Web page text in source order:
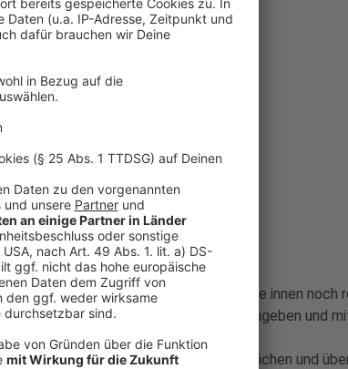
Kaiser)
Essen zu
Olivenöl ganz kurz anbraten so dass sie innen noch
und den Knoblauch und Thymian dazugeben und
mit der flüssigen Butter bestreichen und